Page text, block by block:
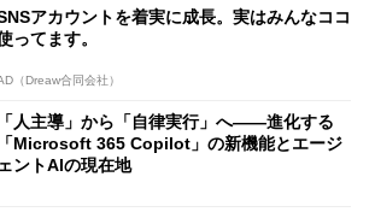
アカウントを着実に成長。実はみんなココ
ってます。
（Dreaw合同会社）
「人主導」から「自律実行」へ――進化する
「Microsoft 365 Copilot」の新機能とエージ
ェントAIの現在地